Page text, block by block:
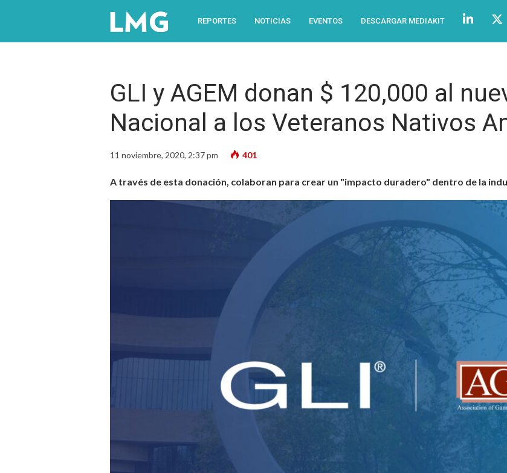
REPORTES NOTICIAS EVENTOS DESCARGAR MEDIAKIT
GLI y AGEM donan $ 120,000 al
Nacional a los Veteranos Nativos
11 noviembre, 2020, 2:37 pm 401
A través de esta donación, colaboran para crear un "impacto duradero" dentro de la